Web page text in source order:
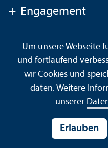
+ Engagement
Kontakt Impressum
Gebärdensprache
Hausordnung
Um unsere Webseite
und fortlaufend
wir Cookies und
daten. Weitere
unserer
Erlauben